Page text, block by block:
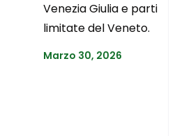
Venezia Giulia e parti
limitate del Veneto.
Marzo 30, 2026